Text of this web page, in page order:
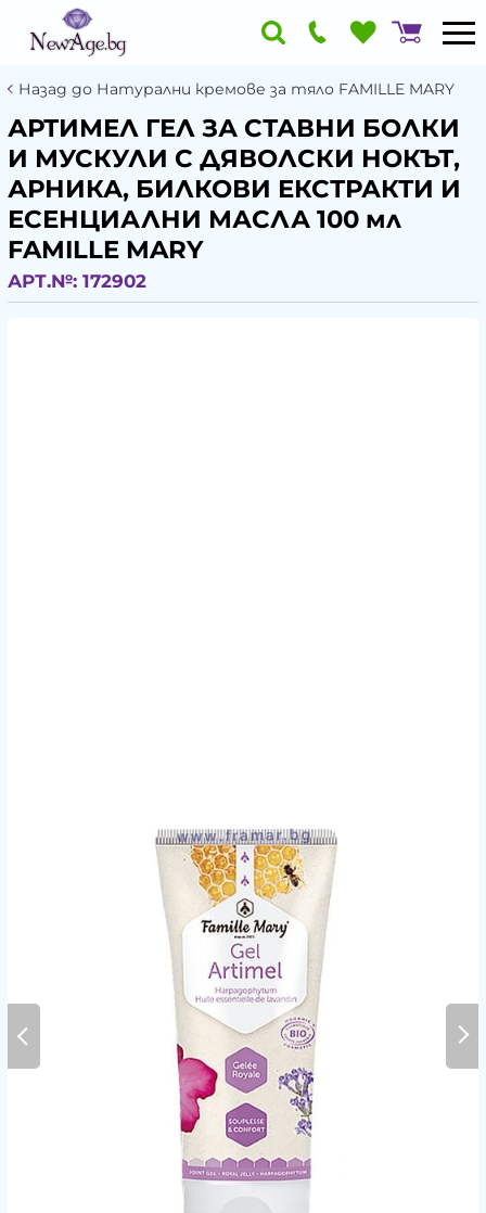
Назад до Натурални кремове за тяло FAMILLE MARY
АРТИМЕЛ ГЕЛ ЗА СТАВНИ БОЛКИ
И МУСКУЛИ С ДЯВОЛСКИ НОКЪТ,
АРНИКА, БИЛКОВИ ЕКСТРАКТИ И
ЕСЕНЦИАЛНИ МАСЛА 100 мл
FAMILLE MARY
АРТ.№: 172902